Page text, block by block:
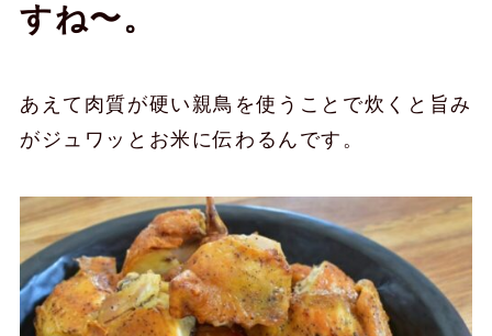
すね〜。
あえて肉質が硬い親鳥を使うことで炊くと旨み
がジュワッとお米に伝わるんです。